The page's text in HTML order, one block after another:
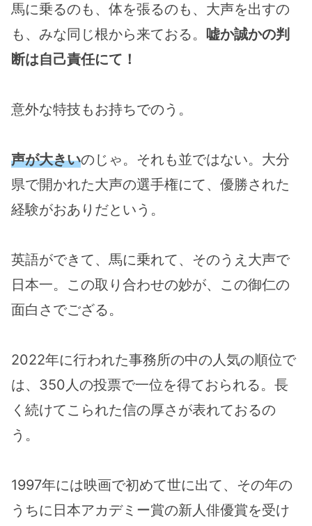
馬に乗るのも、体を張るのも、大声を出すの
も、みな同じ根から来ておる。 嘘か誠かの判
断は自己責任にて！
意外な特技もお持ちでのう。
声が大きいのじゃ。それも並ではない。大分
県で開かれた大声の選手権にて、優勝された
経験がおありだという。
英語ができて、馬に乗れて、そのうえ大声で
日本一。この取り合わせの妙が、この御仁の
面白さでござる。
2022年に行われた事務所の中の人気の順位で
は、350人の投票で一位を得ておられる。長
く続けてこられた信の厚さが表れておるの
う。
1997年には映画で初めて世に出て、その年の
うちに日本アカデミー賞の新人俳優賞を受け